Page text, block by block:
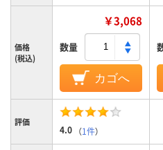
価格
(税込)
￥3,068
数量
カゴへ
評価
4.0 （1件）